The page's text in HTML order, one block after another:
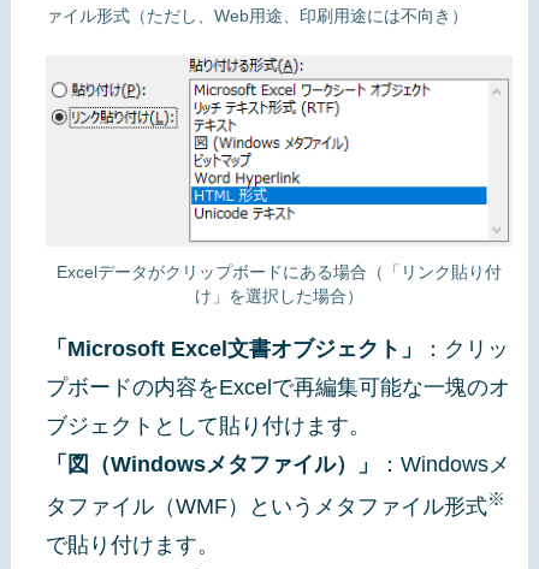
ァイル形式（ただし、Web用途、印刷用途には不向き）
Excelデータがクリップボードにある場合（「リンク貼り付
け」を選択した場合）
「Microsoft Excel文書オブジェクト」
：クリッ
プボードの内容をExcelで再編集可能な一塊のオ
ブジェクトとして貼り付けます。
「図（Windowsメタファイル）」
：Windowsメ
タファイル（WMF）というメタファイル形式※
で貼り付けます。